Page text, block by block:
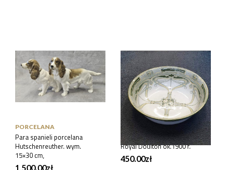
PORCELANA
Para spanieli porcelana
Hutschenreuther. wym.
15×30 cm,
1,500.00zł
PORCELANA
Misa secesyjna Anglia,
Royal Doulton ok.1900 r.
450.00zł